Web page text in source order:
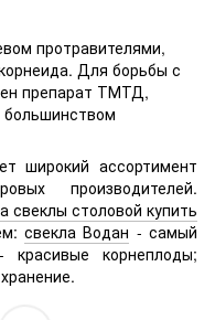
протравителями,
Для борьбы с
препарат ТМТД,
широкий ассортимент
производителей.
свеклы столовой купить
свекла Водан - самый
красивые корнеплоды;